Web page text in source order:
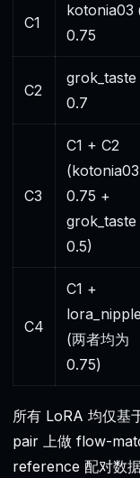
C1
kotonia03
0.75
C2
grok_taste
0.7
C3
C1 + C2
(kotonia03
0.75 +
grok_taste
0.5)
C4
C1 +
(两者均为
0.75)
所有 LoRA 均仅基
pair 上做 flow-
reference 配对数据